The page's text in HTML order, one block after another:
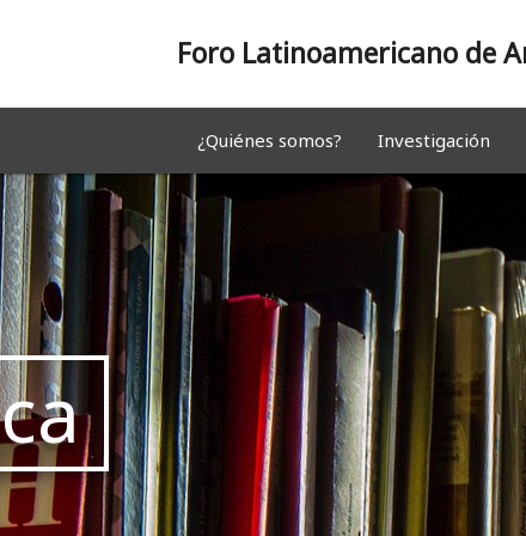
Foro Latinoamericano de
¿Quiénes somos? Investigación